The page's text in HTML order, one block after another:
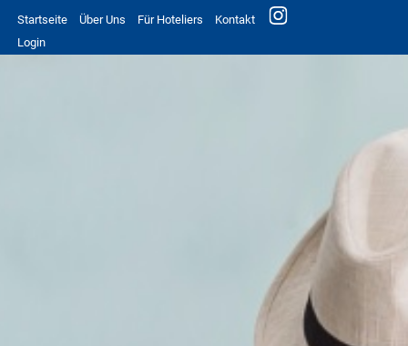
Startseite Über Uns Für Hoteliers
Kontakt
Login